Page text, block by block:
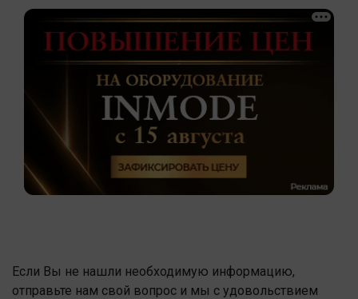
Если Вы не нашли необходимую информацию,
отправьте нам свой вопрос и мы с удовольствием